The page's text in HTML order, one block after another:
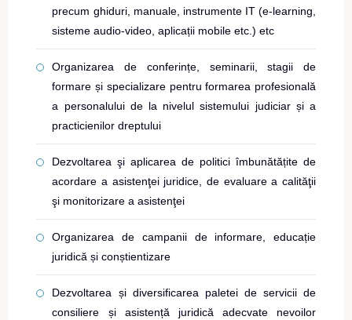
precum ghiduri, manuale, instrumente IT (e-learning,
sisteme audio-video, aplicații mobile etc.) etc
Organizarea de conferințe, seminarii, stagii de
formare și specializare pentru formarea profesională
a personalului de la nivelul sistemului judiciar și a
practicienilor dreptului
Dezvoltarea şi aplicarea de politici îmbunătățite de
acordare a asistenţei juridice, de evaluare a calităţii
şi monitorizare a asistenţei
Organizarea de campanii de informare, educație
juridică și conștientizare
Dezvoltarea și diversificarea paletei de servicii de
consiliere și asistență juridică adecvate nevoilor